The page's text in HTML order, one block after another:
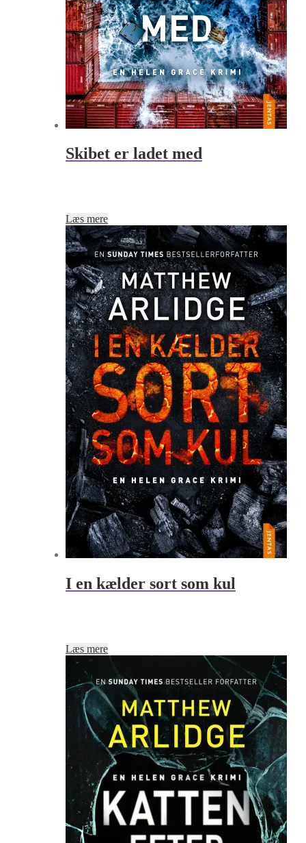
Skibet er ladet med
Læs mere
I en kælder sort som kul
Læs mere